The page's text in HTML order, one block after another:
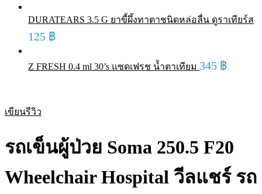
DURATEARS 3.5 G ยาขี้ผึ้งทาตาชนิดหล่อลื่น ดูราเทียร์ส
125 ฿
Z FRESH 0.4 ml 30’s แซดเฟรช น้ำตาเทียม 345 ฿
เขียนรีวิว
รถเข็นผู้ป่วย Soma 250.5 F20
Wheelchair Hospital วีลแชร์ รถ